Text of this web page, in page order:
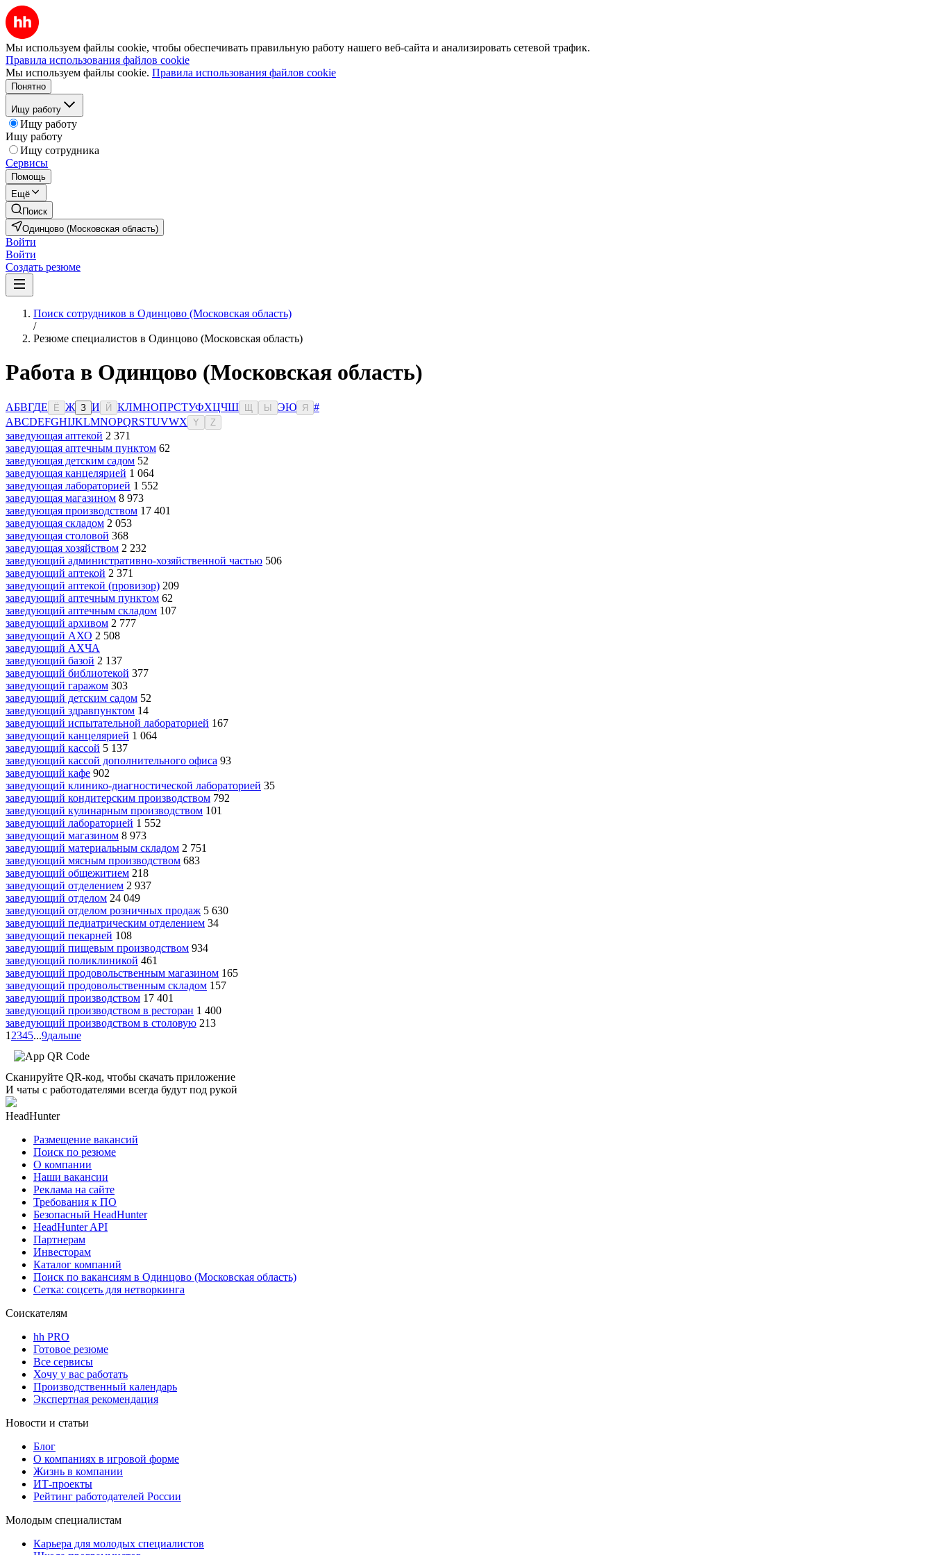
Мы используем файлы cookie, чтобы обеспечивать правильную работу нашего веб-сайта и анализировать сетевой трафик.
Правила использования файлов cookie
Мы используем файлы cookie. Правила использования файлов cookie
Понятно
Ищу работу
Ищу работу
Ищу работу
Ищу сотрудника
Сервисы
Помощь
Ещё
Поиск
Одинцово (Московская область)
Войти
Войти
Создать резюме
Поиск сотрудников в Одинцово (Московская область)
/
Резюме специалистов в Одинцово (Московская область)
Работа в Одинцово (Московская область)
АБВГДЕ Ё Ж З И Й КЛМНОПРСТУФХЦЧШ Ы ЭЮ Я
#
ABCDEFGHIJKLMNOPQRSTUVWX Y Z
заведующая аптекой 2 371
заведующая аптечным пунктом 62
заведующая детским садом 52
заведующая канцелярией 1 064
заведующая лабораторией 1 552
заведующая магазином 8 973
заведующая производством 17 401
заведующая складом 2 053
заведующая столовой 368
заведующая хозяйством 2 232
заведующий административно-хозяйственной частью 506
заведующий аптекой 2 371
заведующий аптекой (провизор) 209
заведующий аптечным пунктом 62
заведующий аптечным складом 107
заведующий архивом 2 777
заведующий АХО 2 508
заведующий АХЧА
заведующий базой 2 137
заведующий библиотекой 377
заведующий гаражом 303
заведующий детским садом 52
заведующий здравпунктом 14
заведующий испытательной лабораторией 167
заведующий канцелярией 1 064
заведующий кассой 5 137
заведующий кассой дополнительного офиса 93
заведующий кафе 902
заведующий клинико-диагностической лабораторией 35
заведующий кондитерским производством 792
заведующий кулинарным производством 101
заведующий лабораторией 1 552
заведующий магазином 8 973
заведующий материальным складом 2 751
заведующий мясным производством 683
заведующий общежитием 218
заведующий отделением 2 937
заведующий отделом 24 049
заведующий отделом розничных продаж 5 630
заведующий педиатрическим отделением 34
заведующий пекарней 108
заведующий пищевым производством 934
заведующий поликлиникой 461
заведующий продовольственным магазином 165
заведующий продовольственным складом 157
заведующий производством 17 401
заведующий производством в ресторан 1 400
заведующий производством в столовую 213
1 2345...9дальше
Сканируйте QR-код, чтобы скачать приложение
И чаты с работодателями всегда будут под рукой
HeadHunter
Размещение вакансий
Поиск по резюме
О компании
Наши вакансии
Реклама на сайте
Требования к ПО
Безопасный HeadHunter
HeadHunter API
Партнерам
Инвесторам
Каталог компаний
Поиск по вакансиям в Одинцово (Московская область)
Сетка: соцсеть для нетворкинга
Соискателям
hh PRO
Готовое резюме
Все сервисы
Хочу у вас работать
Производственный календарь
Экспертная рекомендация
Новости и статьи
Блог
О компаниях в игровой форме
Жизнь в компании
ИТ-проекты
Рейтинг работодателей России
Молодым специалистам
Карьера для молодых специалистов